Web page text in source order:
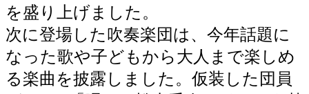
を盛り上げました。
次に登場した吹奏楽団は、今年話題に
なった歌や子どもから大人まで楽しめ
る楽曲を披露しました。仮装した団員